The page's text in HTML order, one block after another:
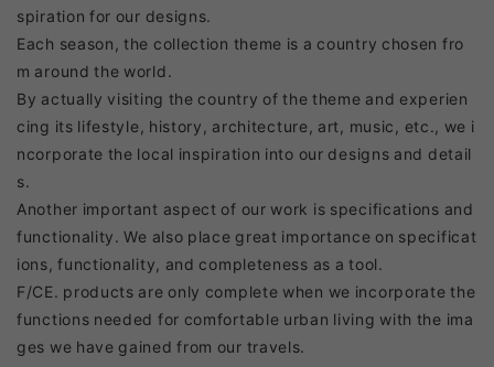
spiration for our designs.
Each season, the collection theme is a country chosen fro
m around the world.
By actually visiting the country of the theme and experien
cing its lifestyle, history, architecture, art, music, etc., we i
ncorporate the local inspiration into our designs and detail
s.
Another important aspect of our work is specifications and
functionality. We also place great importance on specificat
ions, functionality, and completeness as a tool.
F/CE. products are only complete when we incorporate the
functions needed for comfortable urban living with the ima
ges we have gained from our travels.